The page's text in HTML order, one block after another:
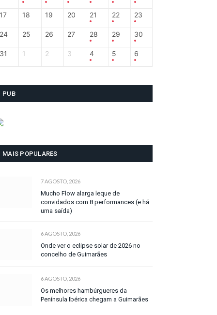
17 18 19 20 21 22 23
24 25 26 27 28 29 30
31 1 2 3 4 5 6
PUB
MAIS POPULARES
7 AGOSTO, 2026
Mucho Flow alarga leque de
convidados com 8 performances (e há
uma saída)
6 AGOSTO, 2026
Onde ver o eclipse solar de 2026 no
concelho de Guimarães
6 AGOSTO, 2026
Os melhores hambúrgueres da
Península Ibérica chegam a Guimarães